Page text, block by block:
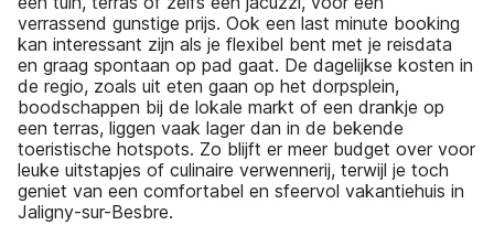
verrassend gunstige prijs. Ook een last minute booking
kan interessant zijn als je flexibel bent met je reisdata
en graag spontaan op pad gaat. De dagelijkse kosten in
de regio, zoals uit eten gaan op het dorpsplein,
boodschappen bij de lokale markt of een drankje op
een terras, liggen vaak lager dan in de bekende
toeristische hotspots. Zo blijft er meer budget over voor
leuke uitstapjes of culinaire verwennerij, terwijl je toch
geniet van een comfortabel en sfeervol vakantiehuis in
Jaligny-sur-Besbre.